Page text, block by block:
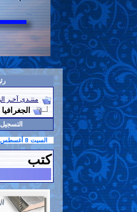
منتـدى آخـر
التسجيل
السبت 8 أغسطس 2026 ميلادى - 23 صفر 1448 هجرى
كتب